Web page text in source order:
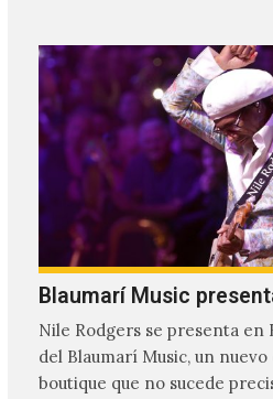
Blaumarí Music
Nile Rodgers se presenta en
del Blaumarí Music, un
boutique que no sucede